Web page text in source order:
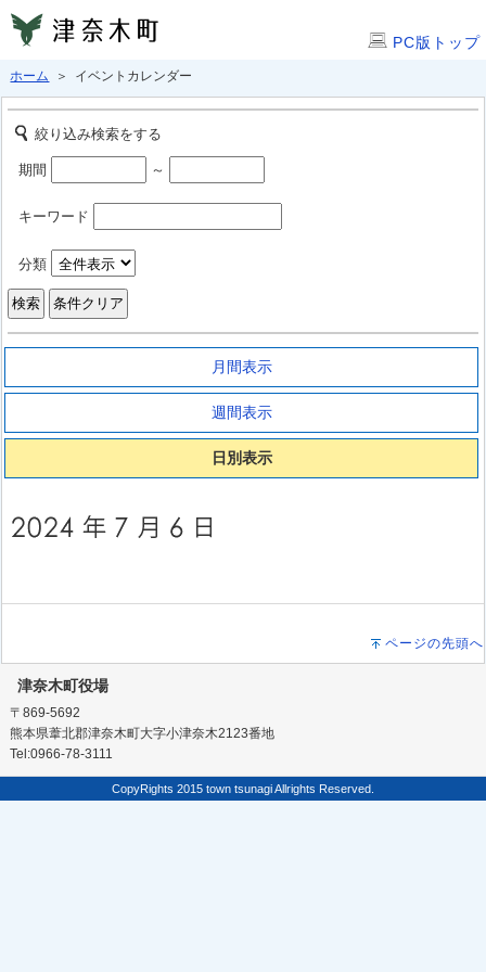
PC版トップ
ホーム ＞ イベントカレンダー
絞り込み検索をする
期間 ～
キーワード
分類
月間表示
週間表示
日別表示
ページの先頭へ
津奈木町役場
〒869-5692
熊本県葦北郡津奈木町大字小津奈木2123番地
Tel:0966-78-3111
CopyRights 2015 town tsunagi Allrights Reserved.